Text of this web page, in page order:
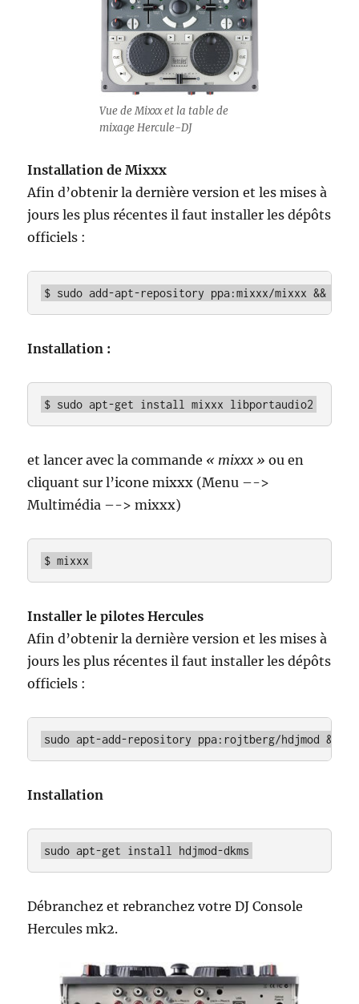
Vue de Mixxx et la table de
mixage Hercule-DJ
Installation de Mixxx
Afin d’obtenir la dernière version et les mises à
jours les plus récentes il faut installer les dépôts
officiels :
$ sudo add-apt-repository ppa:mixxx/mixxx &&
Installation :
$ sudo apt-get install mixxx libportaudio2
et lancer avec la commande « mixxx » ou en
cliquant sur l’icone mixxx (Menu –->
Multimédia –-> mixxx)
$ mixxx
Installer le pilotes Hercules
Afin d’obtenir la dernière version et les mises à
jours les plus récentes il faut installer les dépôts
officiels :
sudo apt-add-repository ppa:rojtberg/hdjmod &&
Installation
sudo apt-get install hdjmod-dkms
Débranchez et rebranchez votre DJ Console
Hercules mk2.